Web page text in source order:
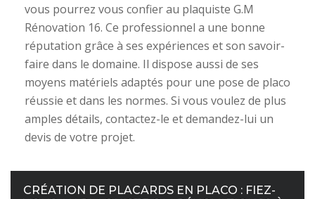
vous pourrez vous confier au plaquiste G.M
Rénovation 16. Ce professionnel a une bonne
réputation grâce à ses expériences et son savoir-
faire dans le domaine. Il dispose aussi de ses
moyens matériels adaptés pour une pose de placo
réussie et dans les normes. Si vous voulez de plus
amples détails, contactez-le et demandez-lui un
devis de votre projet.
CRÉATION DE PLACARDS EN PLACO : FIEZ-